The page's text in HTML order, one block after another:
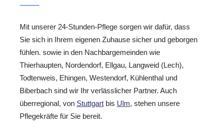
Mit unserer 24-Stunden-Pflege sorgen wir dafür, dass
Sie sich in Ihrem eigenen Zuhause sicher und geborgen
fühlen. sowie in den Nachbargemeinden wie
Thierhaupten, Nordendorf, Ellgau, Langweid (Lech),
Todtenweis, Ehingen, Westendorf, Kühlenthal und
Biberbach sind wir Ihr verlässlicher Partner. Auch
überregional, von Stuttgart bis Ulm, stehen unsere
Pflegekräfte für Sie bereit.